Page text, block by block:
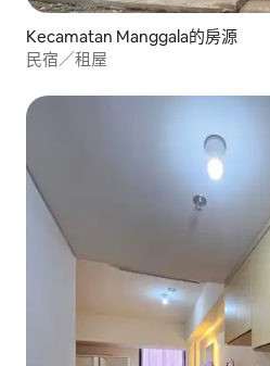
Kecamatan Manggala的房源
民宿／租屋